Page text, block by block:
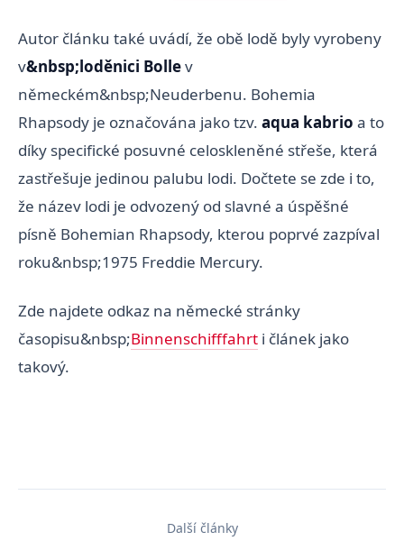
Autor článku také uvádí, že obě lodě byly vyrobeny
v&nbsp;loděnici Bollev
německém&nbsp;Neuderbenu. Bohemia
Rhapsody je označována jako tzv. aqua kabrio a to
díky specifické posuvné celoskleněné střeše, která
zastřešuje jedinou palubu lodi. Dočtete se zde i to,
že název lodi je odvozený od slavné a úspěšné
písně Bohemian Rhapsody, kterou poprvé zazpíval
roku&nbsp;1975 Freddie Mercury.
Zde najdete odkaz na německé stránky
časopisu&nbsp;Binnenschifffahrt i článek jako
takový.
Další články